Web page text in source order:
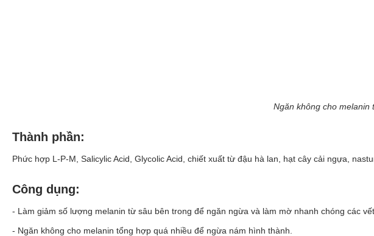
Ngăn không cho
Thành phần:
Phức hợp L-P-M, Salicylic Acid, Glycolic Acid, chiết xuất từ đậu hà lan, hạt cây cải ngựa,
Công dụng:
- Làm giảm số lượng melanin từ sâu bên trong để ngăn ngừa và làm mờ nhanh chóng các
- Ngăn không cho melanin tổng hợp quá nhiều để ngừa nám hình thành.